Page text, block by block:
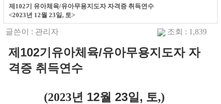
제102기 유아체육/유아무용지도자 자격증 취득연수
<2023년 12월 23일, 토>
글쓴이 : 관리자 조회 : 1,839
제102기 유아체육/유아무용지도자 자
격증 취득연수
(2023년 12월 23일, 토,)